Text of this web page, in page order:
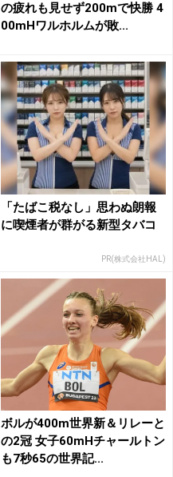
の疲れも見せず200mで快勝 4
00mHワルホルムが敗...
「たばこ税なし」思わぬ朗報
に喫煙者が群がる新型タバコ
PR(株式会社HAL)
ボルが400m世界新＆リレーと
の2冠 女子60mHチャールトン
も7秒65の世界記...